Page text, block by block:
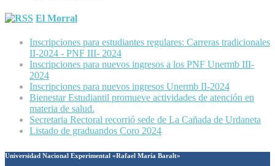
El Morral
Inscripciones para estudiantes regulares: Carreras tradicionales
II-2024 - PNF III- 2024
Inscripciones para nuevos ingresos a los PNF Unermb III-
2024
Inscripciones para nuevos ingresos Unermb II-2024
Bienestar Estudiantil promueve actividades de atención en
materia de salud.
Secretaria Rectoral recorrió sede de La Cañada de Urdaneta
Listado de graduandos Coro 2024
Universidad Nacional Experimental «Rafael María Baralt»